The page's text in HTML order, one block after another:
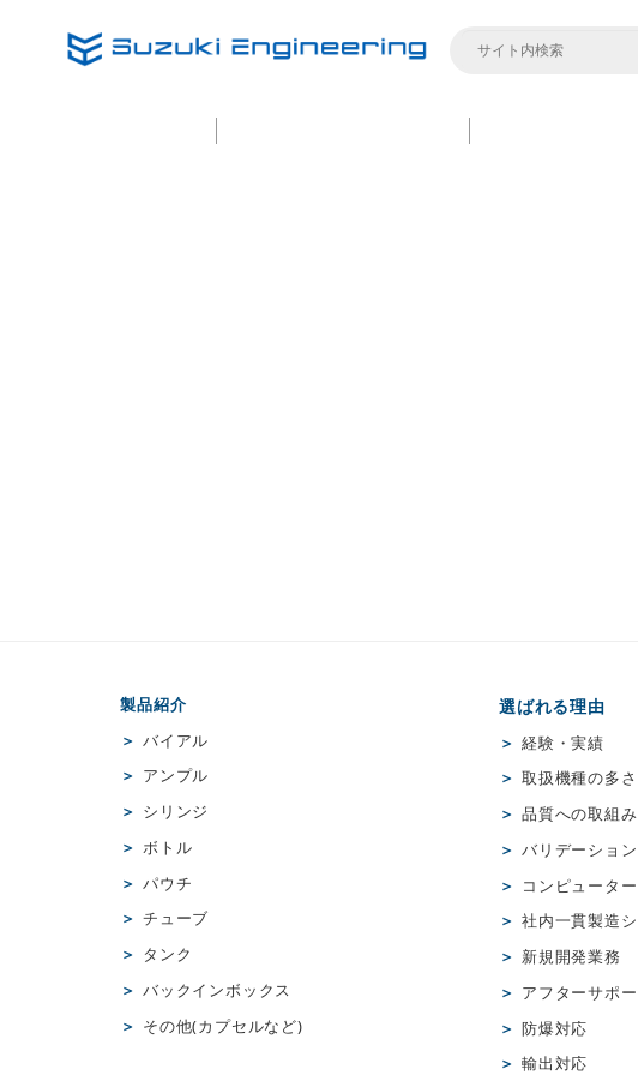
製品紹介
＞ バイアル
＞ アンプル
＞ シリンジ
＞ ボトル
＞ パウチ
＞ チューブ
＞ タンク
＞ バックインボックス
＞ その他(カプセルなど)
選ばれる理由
＞ 経験・実績
＞ 取扱機種の多さ
＞ 品質への取組み
＞ バリデーション
＞
コンピュータ
＞ 社内一貫製造
＞ 新規開発業務
＞ アフターサポー
＞ 防爆対応
＞ 輸出対応